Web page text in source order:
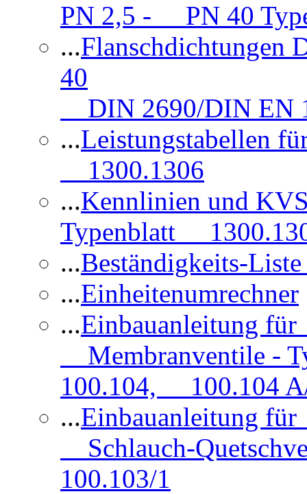
PN 2,5 - PN 40
...
40
DIN 2690/DIN EN
...Leistungstabellen
1300.1306
...Kennlinien und
Typenblatt
...Beständigkeits-
...Einheitenumrechner
...Einbauanleitung
Membranventile -
100.104, 100.104
...Einbauanleitung
Schlauch-
100.103/1